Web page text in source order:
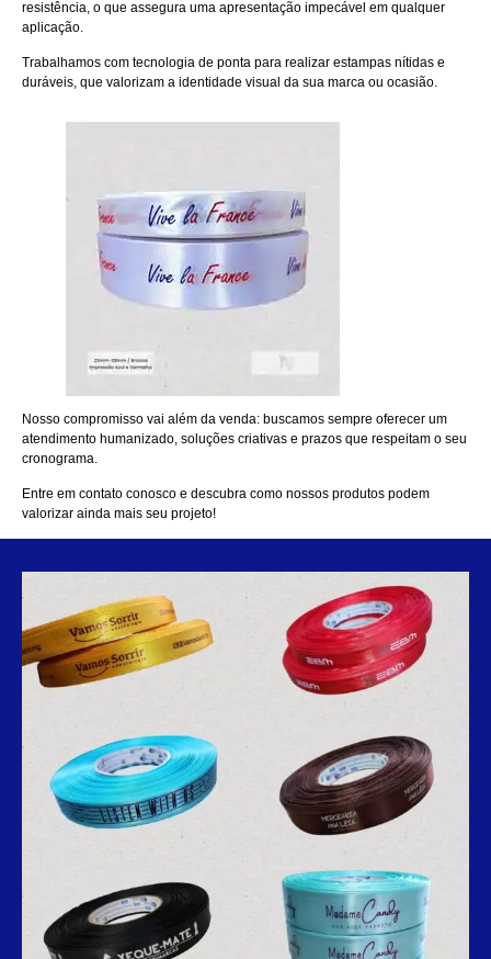
resistência, o que assegura uma apresentação impecável em qualquer
aplicação.
Trabalhamos com tecnologia de ponta para realizar estampas nítidas e
duráveis, que valorizam a identidade visual da sua marca ou ocasião.
Nosso compromisso vai além da venda: buscamos sempre oferecer um
atendimento humanizado, soluções criativas e prazos que respeitam o seu
cronograma.
Entre em contato conosco e descubra como nossos produtos podem
valorizar ainda mais seu projeto!